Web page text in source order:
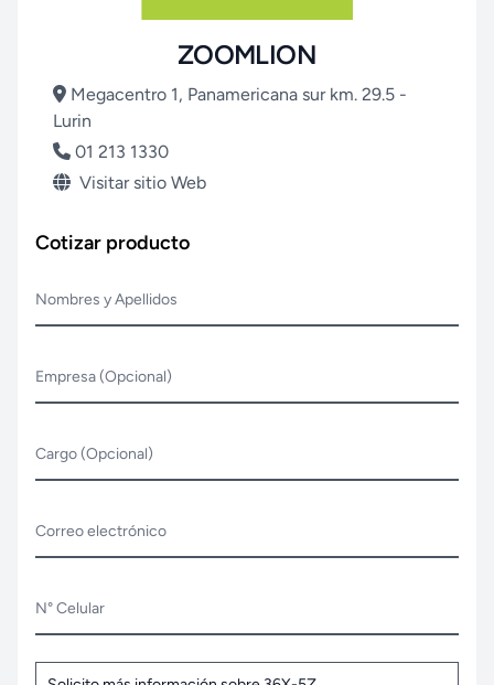
ZOOMLION
Megacentro 1, Panamericana sur km. 29.5 -
Lurin
01 213 1330
Visitar sitio Web
Cotizar producto
Nombres y Apellidos
Empresa (Opcional)
Cargo (Opcional)
Correo electrónico
N° Celular